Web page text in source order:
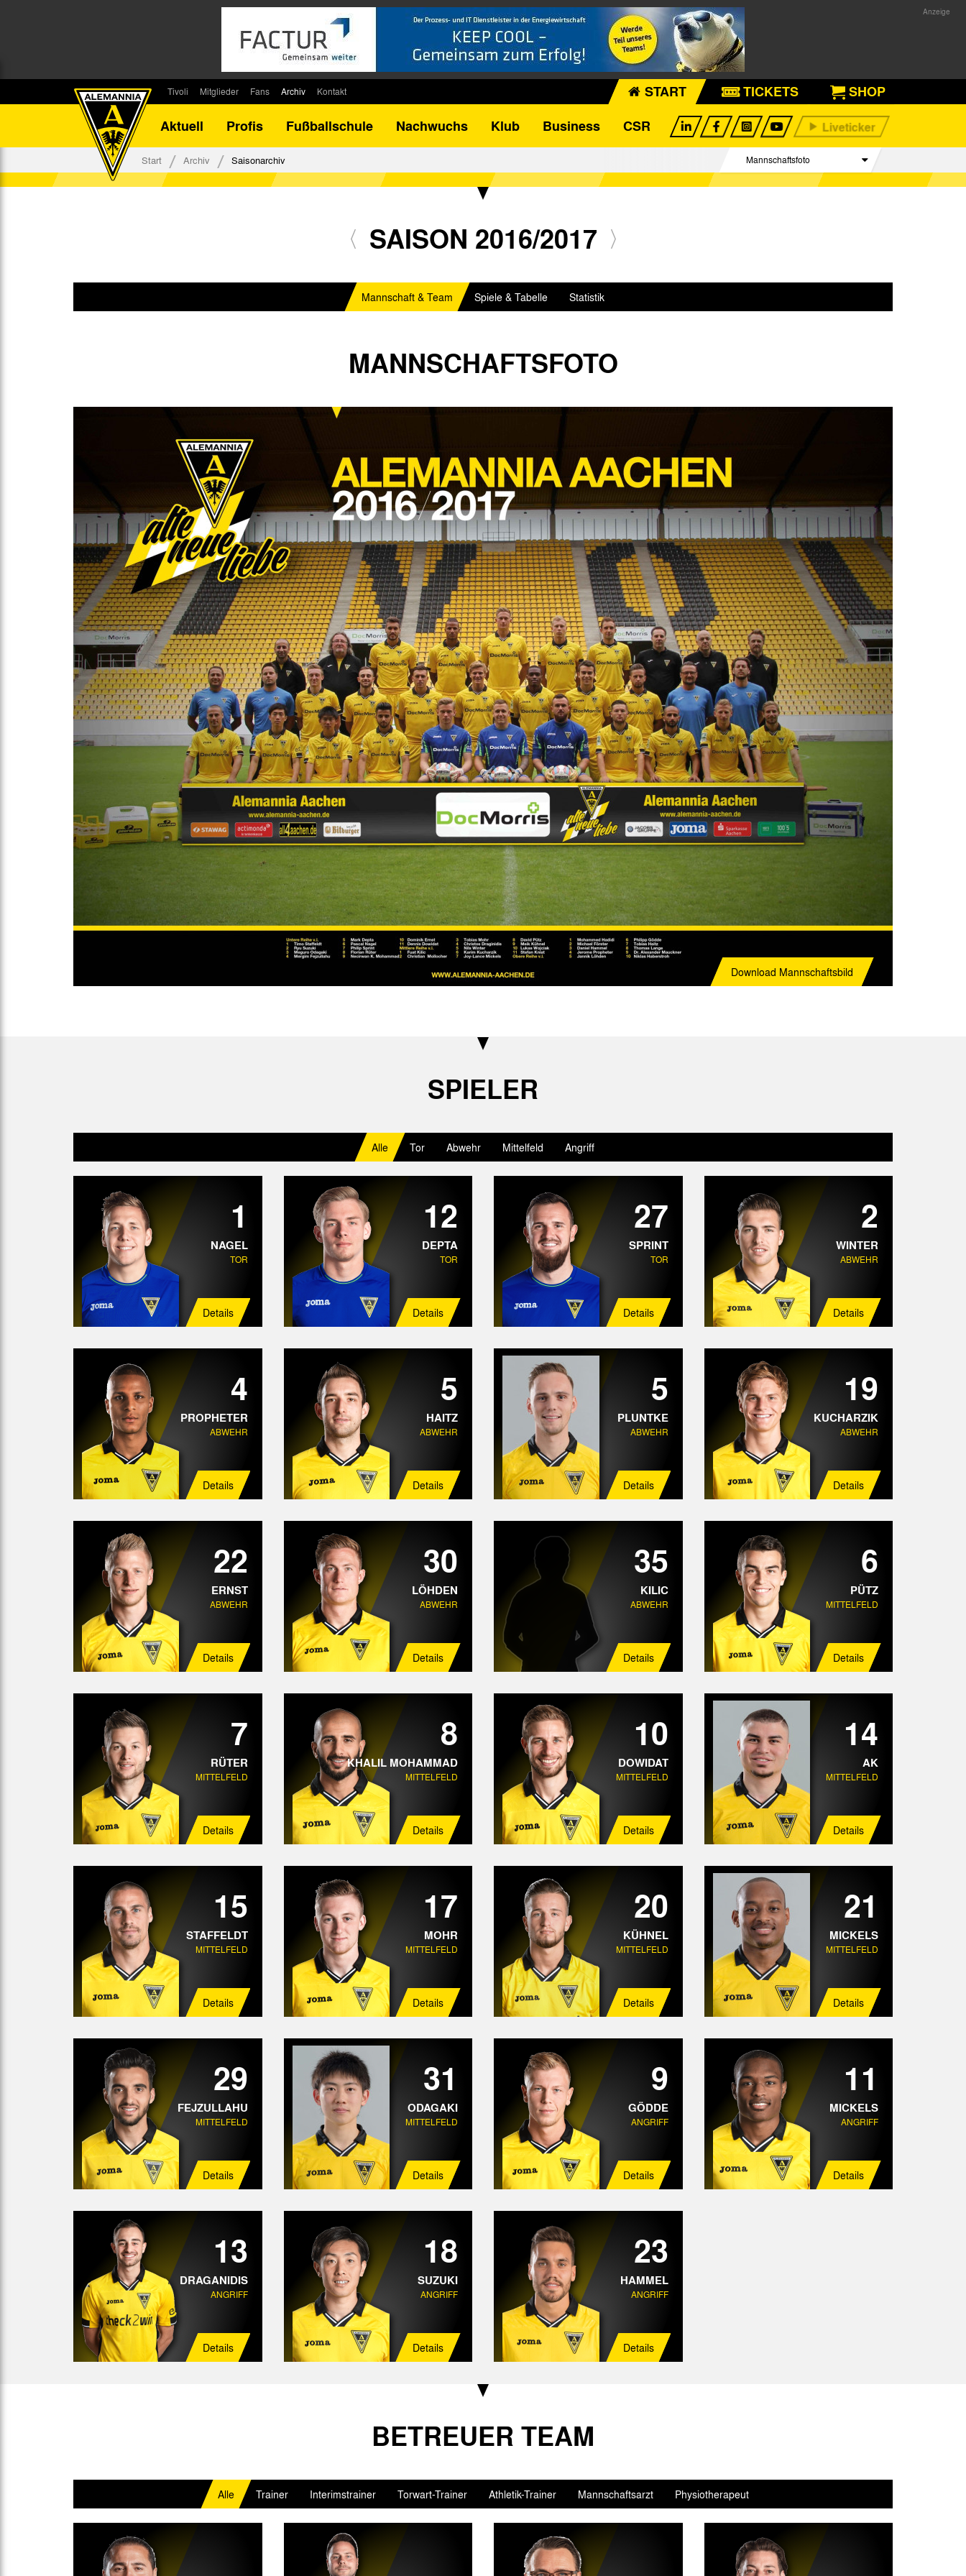
Tivoli
Stadionsprecher
Stadiongaststätte Klömpchensklub
Mitglieder
Kontakt
Fans
Fanbeirat
Fan-Klubs
Archiv
Bilanz DFB-Pokal
Kontakt START TICKETS
SHOP
Aktuell
Profis Fußballschule Nachwuchs Klub Business CSR
Start Archiv Saisonarchiv
Mannschaftsfoto
Spieler
SAISON 2016/2017
Mannschaft & Team Spiele & Tabelle Statistik
MANNSCHAFTSFOTO
Download Mannschaftsbild
SPIELER
Alle Tor Abwehr Mittelfeld Angriff
1
NAGEL
TOR
Details
12
DEPTA
TOR
Details
27
SPRINT
TOR
Details
2
WINTER
ABWEHR
Details
4
PROPHETER
ABWEHR
Details
5
HAITZ
ABWEHR
Details
5
PLUNTKE
ABWEHR
Details
19
KUCHARZIK
ABWEHR
Details
22
ERNST
ABWEHR
Details
30
LÖHDEN
ABWEHR
Details
35
KILIC
ABWEHR
Details
6
PÜTZ
MITTELFELD
Details
7
RÜTER
MITTELFELD
Details
8
KHALIL MOHAMMAD
MITTELFELD
Details
10
DOWIDAT
MITTELFELD
Details
14
AK
MITTELFELD
Details
15
STAFFELDT
MITTELFELD
Details
17
MOHR
MITTELFELD
Details
20
KÜHNEL
MITTELFELD
Details
21
MICKELS
MITTELFELD
Details
29
FEJZULLAHU
MITTELFELD
Details
31
ODAGAKI
MITTELFELD
Details
9
GÖDDE
ANGRIFF
Details
11
MICKELS
ANGRIFF
Details
13
DRAGANIDIS
ANGRIFF
Details
18
SUZUKI
ANGRIFF
Details
23
HAMMEL
ANGRIFF
Details
BETREUER TEAM
Alle Trainer Interimstrainer Torwart-Trainer Athletik-Trainer Mannschaftsarzt Physiotherapeut